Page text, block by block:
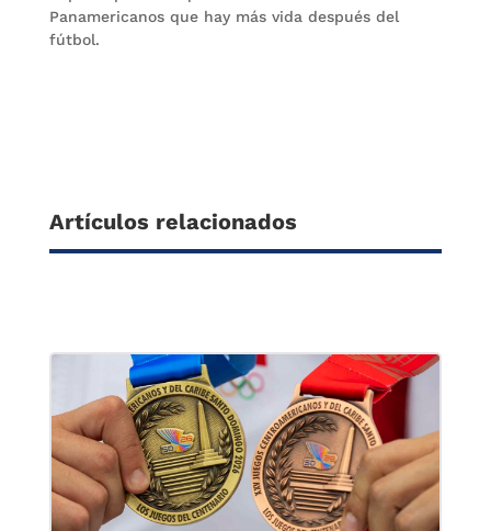
Panamericanos que hay más vida después del
fútbol.
Artículos relacionados